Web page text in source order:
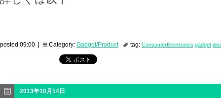
posted 09:00 | Category: Gadget/Product tag: ConsumerElectronics gadget
2013年10月14日